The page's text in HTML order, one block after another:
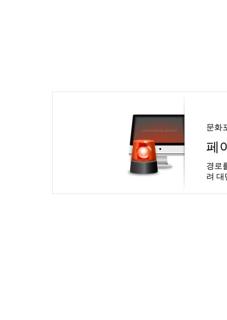
문화
페
경로
려 대